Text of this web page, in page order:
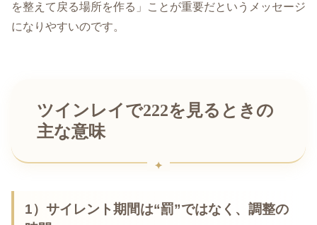
を整えて戻る場所を作る」ことが重要だというメッセージ
になりやすいのです。
ツインレイで222を見るときの
主な意味
1）サイレント期間は“罰”ではなく、調整の